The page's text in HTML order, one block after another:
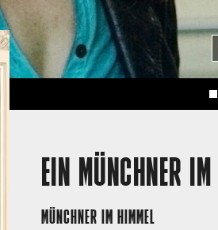
EIN MÜNCHNER
MÜNCHNER IM HIMMEL